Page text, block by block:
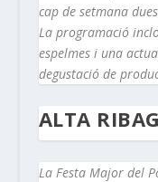
cap de setmana
La programació
espelmes i una
degustació de
ALTA
La Festa Major del